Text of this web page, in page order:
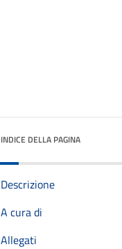
INDICE DELLA PAGINA
Descrizione
A cura di
Allegati